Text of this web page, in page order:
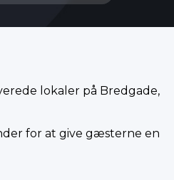
lokaler på Bredgade,
for at give gæsterne en